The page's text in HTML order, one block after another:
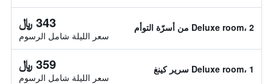
Deluxe room، 2 من أسرّة التوأم 343 ﷼
سعر الليلة شامل الرسوم
Deluxe room، 1 سرير كينغ 359 ﷼
سعر الليلة شامل الرسوم